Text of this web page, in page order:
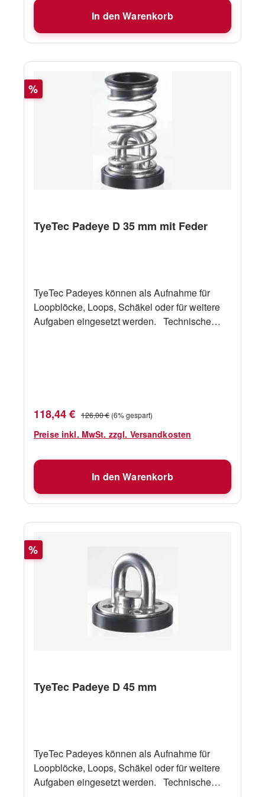
In den Warenkorb
Rabatt
%
TyeTec Padeye D 35 mm mit Feder
TyeTec Padeyes können als Aufnahme für
Loopblöcke, Loops, Schäkel oder für weitere
Aufgaben eingesetzt werden. Technische
Verkaufspreis:
118,44 € Regulärer Preis:
126,00 € (6% gespart)
Preise inkl. MwSt. zzgl. Versandkosten
In den Warenkorb
Rabatt
%
TyeTec Padeye D 45 mm
TyeTec Padeyes können als Aufnahme für
Loopblöcke, Loops, Schäkel oder für weitere
Aufgaben eingesetzt werden. Technische